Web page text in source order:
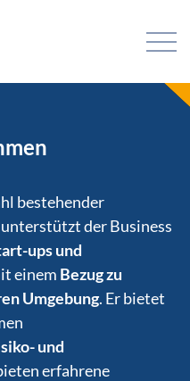
bestehender
der Business
ups und
einem Bezug zu
Umgebung. Er bietet
und
erfahrene